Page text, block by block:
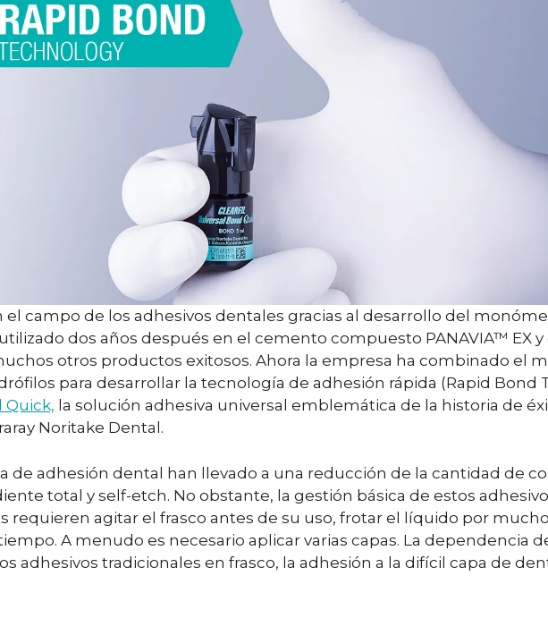
campo de los adhesivos dentales gracias al desarrollo del
dos años después en el cemento compuesto PANAVIA™ EX
otros productos exitosos. Ahora la empresa ha combinado el
para desarrollar la tecnología de adhesión rápida (Rapid Bond
Quick, la solución adhesiva universal emblemática de la historia de
Noritake Dental.
de adhesión dental han llevado a una reducción de la cantidad de
total y self-etch. No obstante, la gestión básica de estos
requieren agitar el frasco antes de su uso, frotar el líquido por
A menudo es necesario aplicar varias capas. La dependencia
adhesivos tradicionales en frasco, la adhesión a la difícil capa de